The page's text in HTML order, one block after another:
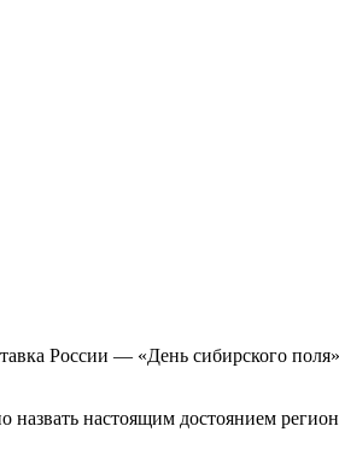
России — «День сибирского
настоящим достоянием